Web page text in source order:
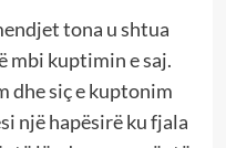
tona u shtua
mbi kuptimin e saj.
dhe siç e kuptonim
një hapësirë ku fjala